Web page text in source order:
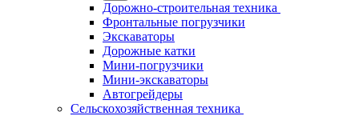
Дорожно-строительная техника
Фронтальные погрузчики
Экскаваторы
Дорожные катки
Мини-погрузчики
Мини-экскаваторы
Автогрейдеры
Сельскохозяйственная техника